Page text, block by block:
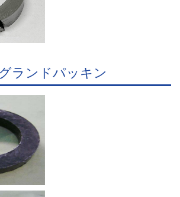
ランドパッキン